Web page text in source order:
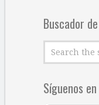
Buscador
Síguenos